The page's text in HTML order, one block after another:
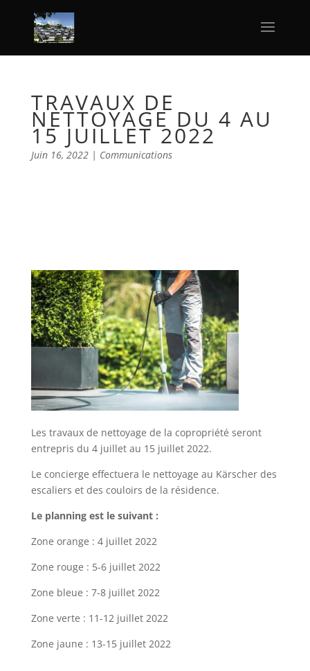
TRAVAUX DE
NETTOYAGE DU 4 AU
15 JUILLET 2022
Juin 16, 2022| Communications
Les travaux de nettoyage de la copropriété seront
entrepris du 4 juillet au 15 juillet 2022.
Le concierge effectuera le nettoyage au Kärscher des
escaliers et des couloirs de la résidence.
Le planning est le suivant :
Zone orange : 4 juillet 2022
Zone rouge : 5-6 juillet 2022
Zone bleue : 7-8 juillet 2022
Zone verte : 11-12 juillet 2022
Zone jaune : 13-15 juillet 2022